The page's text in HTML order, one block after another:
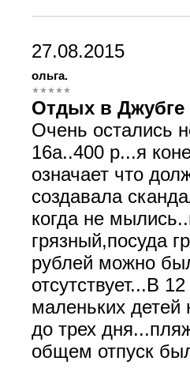
27.08.2015
ольга.
Отдых в Джубге
Очень остались
16а..400 р...я
означает что
создавала
когда не
грязный,посуда
рублей можно
отсутствует...В
маленьких
до трех
общем отпуск